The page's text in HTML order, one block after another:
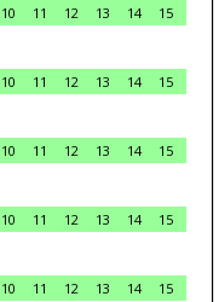
10 11 12 13 14
15
10 11 12 13 14
15
10 11 12 13 14
15
10 11 12 13 14
15
10 11 12 13 14
15